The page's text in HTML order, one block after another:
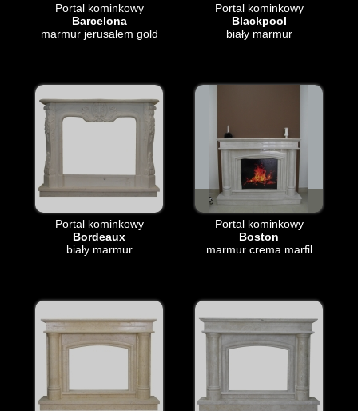
Portal kominkowy
Barcelona
marmur jerusalem gold
Portal kominkowy
Blackpool
biały marmur
Portal kominkowy
Bordeaux
biały marmur
Portal kominkowy
Boston
marmur crema marfil